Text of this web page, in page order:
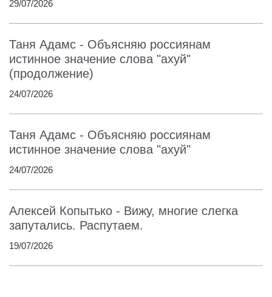
29/07/2026
Таня Адамс - Объясняю россиянам
истинное значение слова "ахуй"
(продолжение)
24/07/2026
Таня Адамс - Объясняю россиянам
истинное значение слова "ахуй"
24/07/2026
Алексей Копытько - Вижу, многие слегка
запутались. Распутаем.
19/07/2026